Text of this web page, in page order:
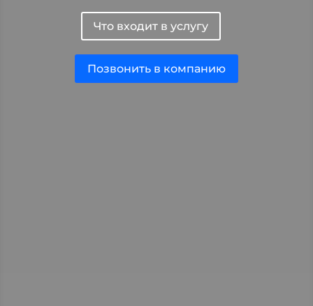
Что входит в услугу
Позвонить в компанию